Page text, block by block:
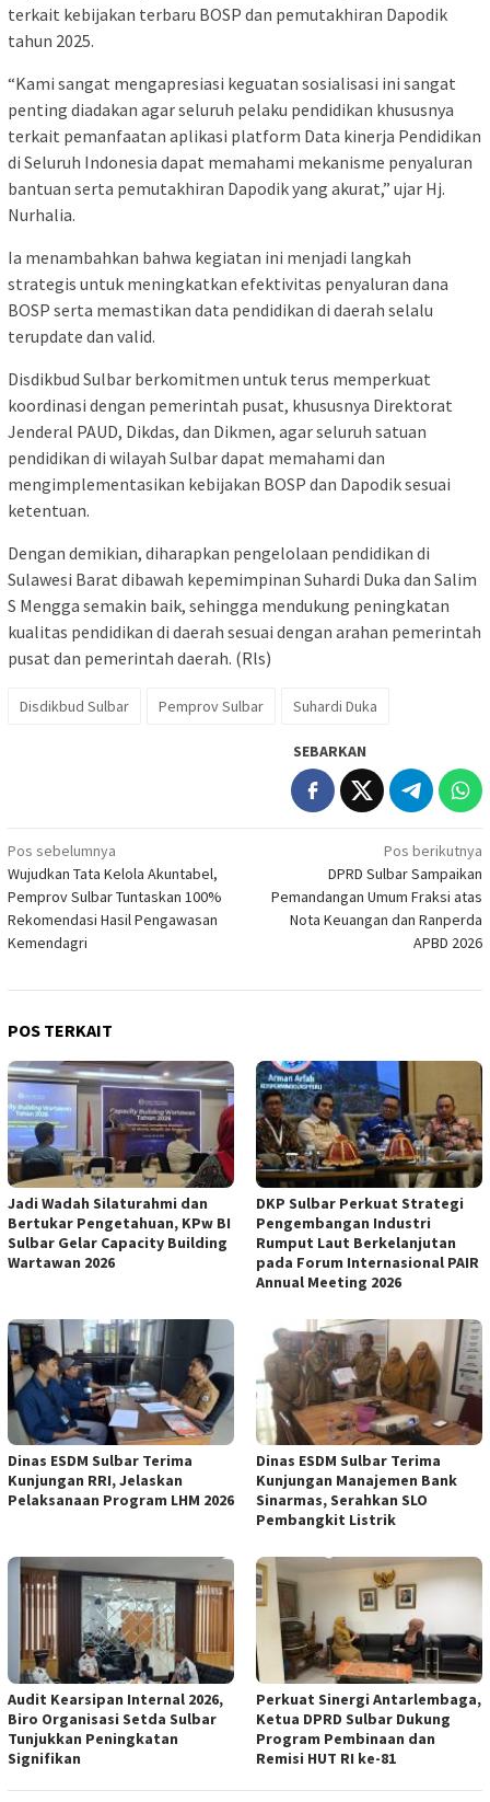
terkait kebijakan terbaru BOSP dan pemutakhiran Dapodik
tahun 2025.
“Kami sangat mengapresiasi keguatan sosialisasi ini sangat
penting diadakan agar seluruh pelaku pendidikan khususnya
terkait pemanfaatan aplikasi platform Data kinerja Pendidikan
di Seluruh Indonesia dapat memahami mekanisme penyaluran
bantuan serta pemutakhiran Dapodik yang akurat,” ujar Hj.
Nurhalia.
Ia menambahkan bahwa kegiatan ini menjadi langkah
strategis untuk meningkatkan efektivitas penyaluran dana
BOSP serta memastikan data pendidikan di daerah selalu
terupdate dan valid.
Disdikbud Sulbar berkomitmen untuk terus memperkuat
koordinasi dengan pemerintah pusat, khususnya Direktorat
Jenderal PAUD, Dikdas, dan Dikmen, agar seluruh satuan
pendidikan di wilayah Sulbar dapat memahami dan
mengimplementasikan kebijakan BOSP dan Dapodik sesuai
ketentuan.
Dengan demikian, diharapkan pengelolaan pendidikan di
Sulawesi Barat dibawah kepemimpinan Suhardi Duka dan Salim
S Mengga semakin baik, sehingga mendukung peningkatan
kualitas pendidikan di daerah sesuai dengan arahan pemerintah
pusat dan pemerintah daerah. (Rls)
Disdikbud Sulbar Pemprov Sulbar Suhardi Duka
SEBARKAN
Navigasi
pos
Pos sebelumnya
Wujudkan Tata Kelola Akuntabel,
Pemprov Sulbar Tuntaskan 100%
Rekomendasi Hasil Pengawasan
Kemendagri
Pos berikutnya
DPRD Sulbar Sampaikan
Pemandangan Umum Fraksi atas
Nota Keuangan dan Ranperda
APBD 2026
POS TERKAIT
Jadi Wadah Silaturahmi dan
Bertukar Pengetahuan, KPw BI
Sulbar Gelar Capacity Building
Wartawan 2026
DKP Sulbar Perkuat Strategi
Pengembangan Industri
Rumput Laut Berkelanjutan
pada Forum Internasional PAIR
Annual Meeting 2026
Dinas ESDM Sulbar Terima
Kunjungan RRI, Jelaskan
Pelaksanaan Program LHM 2026
Dinas ESDM Sulbar Terima
Kunjungan Manajemen Bank
Sinarmas, Serahkan SLO
Pembangkit Listrik
Audit Kearsipan Internal 2026,
Biro Organisasi Setda Sulbar
Tunjukkan Peningkatan
Signifikan
Perkuat Sinergi Antarlembaga,
Ketua DPRD Sulbar Dukung
Program Pembinaan dan
Remisi HUT RI ke-81